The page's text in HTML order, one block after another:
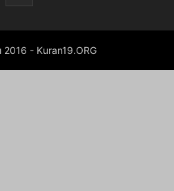
2016 - Kuran19.ORG